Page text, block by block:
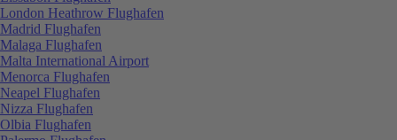
London Heathrow Flughafen
Madrid Flughafen
Malaga Flughafen
Malta International Airport
Menorca Flughafen
Neapel Flughafen
Nizza Flughafen
Olbia Flughafen